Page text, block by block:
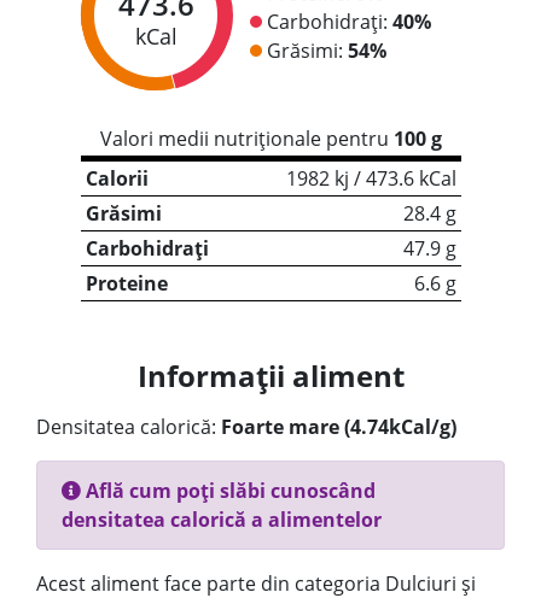
kCal
Carbohidrați: 40%
Grăsimi: 54%
Valori medii nutriționale pentru 100 g
Calorii
1982 kj / 473.6 kCal
Grăsimi
28.4 g
Carbohidrați
47.9 g
Proteine
6.6 g
Informații aliment
Densitatea calorică: Foarte mare (4.74kCal/g)
Află cum poți slăbi cunoscând
densitatea calorică a alimentelor
Acest aliment face parte din categoria Dulciuri și